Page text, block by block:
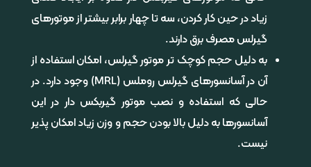
زیاد در حین کار کردن، سه تا چهار برابر بیشتر از موتورهای
گیرلس مصرف برق دارند.
به دلیل حجم کوچک تر موتور گیرلس، امکان استفاده از
آن در آسانسورهای گیرلس روملس (MRL) وجود دارد. در
حالی که استفاده و نصب موتور گیربکس دار در این
آسانسورها به دلیل بالا بودن حجم و وزن زیاد امکان پذیر
نیست.